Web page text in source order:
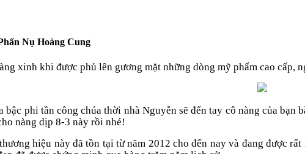
Nụ Hoàng Cung
xinh khi được phủ lên gương mặt những dòng mỹ phẩm cao cấp,
bậc phi tần công chúa thời nhà Nguyễn sẽ đến tay cô nàng của
nàng dịp 8-3 này rồi nhé!
hiệu này đã tồn tại từ năm 2012 cho đến nay và đang được